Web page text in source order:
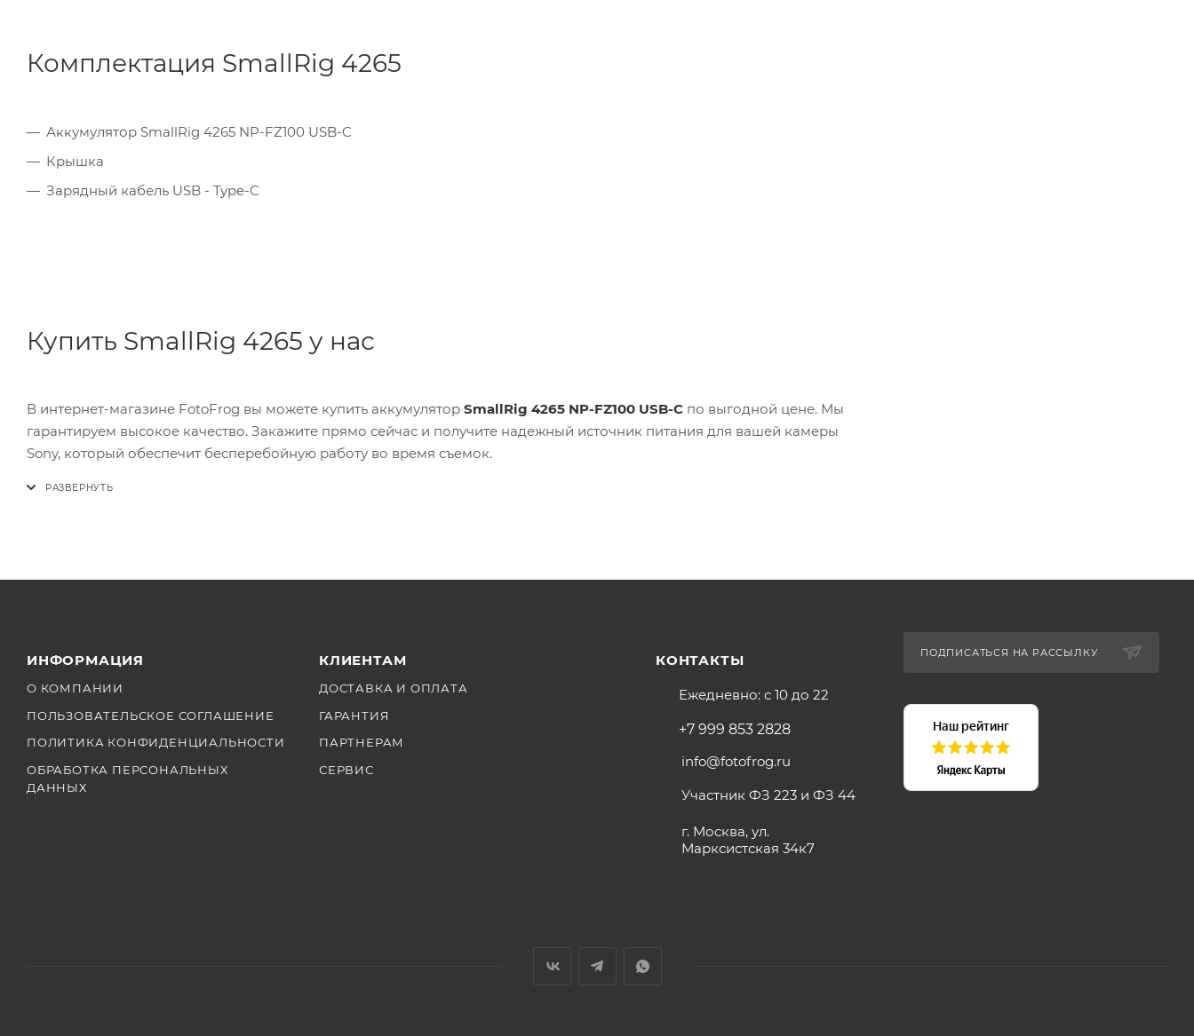
Комплектация SmallRig 4265
Аккумулятор SmallRig 4265 NP-FZ100 USB-C
Крышка
Зарядный кабель USB - Type-C
Купить SmallRig 4265 у нас
В интернет-магазине FotoFrog вы можете купить аккумулятор SmallRig 4265 NP-FZ100 USB-C по выгодной цене. Мы
гарантируем высокое качество. Закажите прямо сейчас и получите надежный источник питания для вашей камеры
Sony, который обеспечит бесперебойную работу во время съемок.
ИНФОРМАЦИЯ
О КОМПАНИИ
ПОЛЬЗОВАТЕЛЬСКОЕ СОГЛАШЕНИЕ
ПОЛИТИКА КОНФИДЕНЦИАЛЬНОСТИ
ОБРАБОТКА ПЕРСОНАЛЬНЫХ
ДАННЫХ
КЛИЕНТАМ
ДОСТАВКА И ОПЛАТА
ГАРАНТИЯ
ПАРТНЕРАМ
СЕРВИС
КОНТАКТЫ
Ежедневно: с 10 до 22
+7 999 853 2828
info@fotofrog.ru
Участник ФЗ 223 и ФЗ 44
г. Москва, ул.
Марксистская 34к7
ПОДПИСАТЬСЯ НА РАССЫЛКУ